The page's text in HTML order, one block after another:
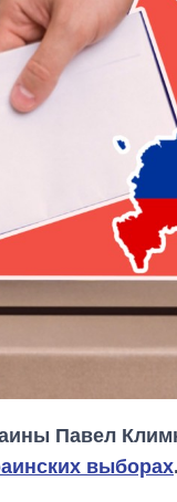
Павел
выборах.